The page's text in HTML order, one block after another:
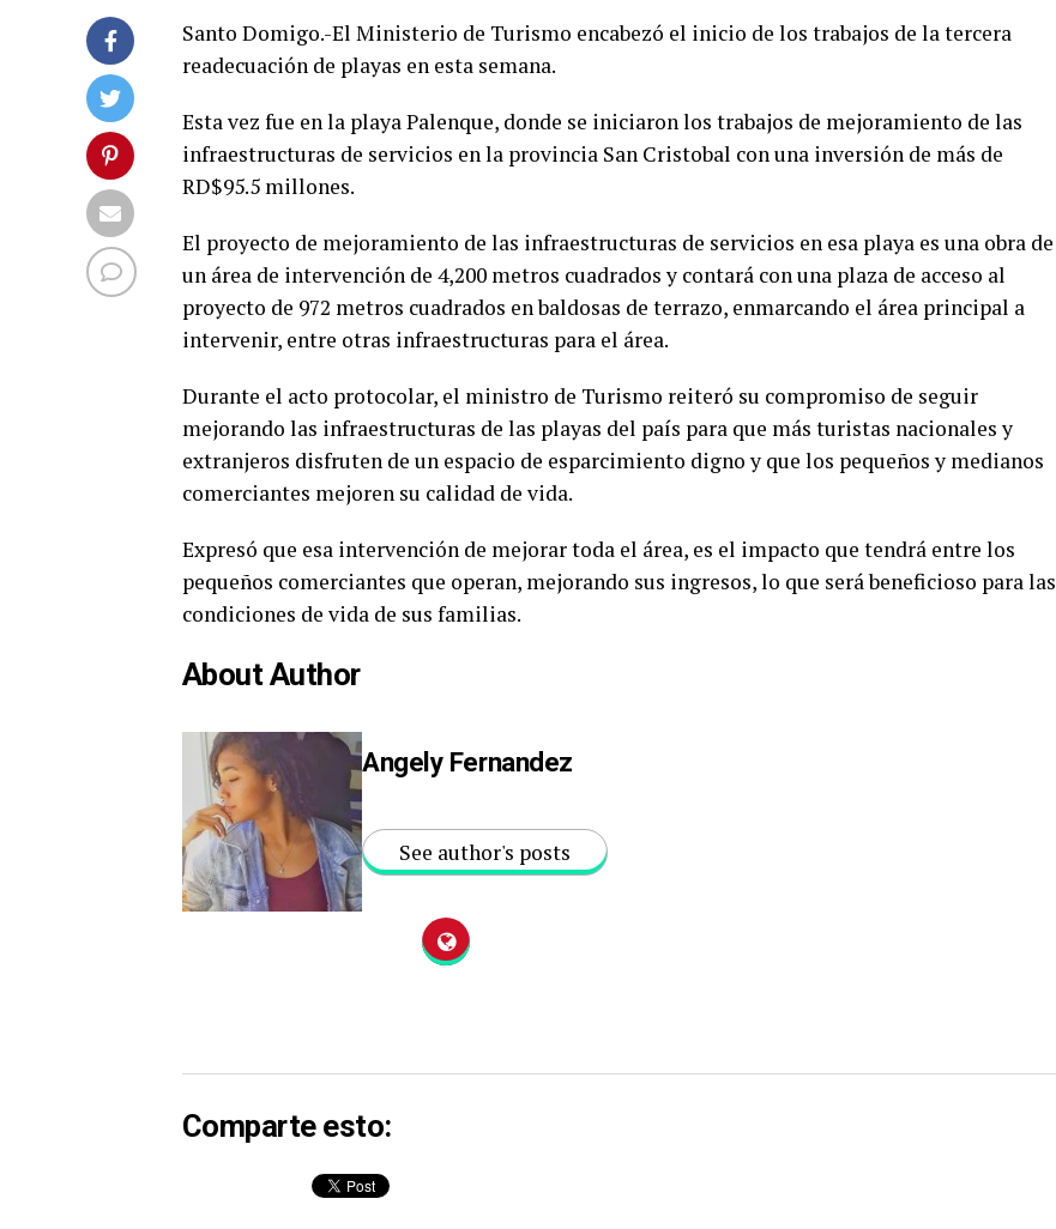
Santo Domigo.-El Ministerio de Turismo encabezó el inicio de los trabajos de la tercera
readecuación de playas en esta semana.
Esta vez fue en la playa Palenque, donde se iniciaron los trabajos de mejoramiento de las
infraestructuras de servicios en la provincia San Cristobal con una inversión de más de
RD$95.5 millones.
El proyecto de mejoramiento de las infraestructuras de servicios en esa playa es una obra de
un área de intervención de 4,200 metros cuadrados y contará con una plaza de acceso al
proyecto de 972 metros cuadrados en baldosas de terrazo, enmarcando el área principal a
intervenir, entre otras infraestructuras para el área.
Durante el acto protocolar, el ministro de Turismo reiteró su compromiso de seguir
mejorando las infraestructuras de las playas del país para que más turistas nacionales y
extranjeros disfruten de un espacio de esparcimiento digno y que los pequeños y medianos
comerciantes mejoren su calidad de vida.
Expresó que esa intervención de mejorar toda el área, es el impacto que tendrá entre los
pequeños comerciantes que operan, mejorando sus ingresos, lo que será beneficioso para las
condiciones de vida de sus familias.
About Author
Angely Fernandez
See author's posts
Comparte esto: